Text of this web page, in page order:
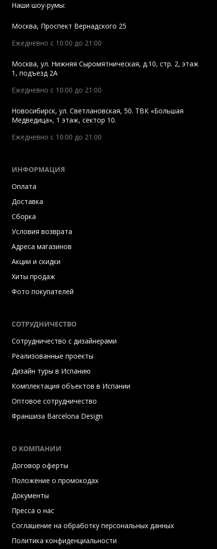
Наши шоу-румы:
Москва, Проспект Вернадского 25
Ежедневно с 10:00 до 21:00
Москва, ул. Нижняя Сыромятническая, д.10, стр. 2, этаж
1, подъезд 2A
Ежедневно с 10:00 до 21:00
Новосибирск, ул. Светлановская, 50. ТВК «Большая
Медведица», 1 этаж, сектор 10.
Ежедневно с 10:00 до 21:00
ИНФОРМАЦИЯ
Оплата
Доставка
Сборка
Условия возврата
Адреса магазинов
Акции и скидки
Хиты продаж
Фото покупателей
СОТРУДНИЧЕСТВО
Сотрудничество с дизайнерами
Реализованные проекты
Дизайн туры в Испанию
Комплектация объектов в Испании
Оптовое сотрудничество
Франшиза Barcelona Design
О КОМПАНИИ
Договор оферты
Положение о промокодах
Документы
Пресса о нас
Соглашение на обработку персональных данных
Политика конфиденциальности